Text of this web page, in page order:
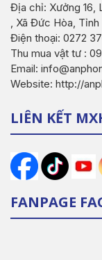
Địa chỉ: Xưởng 16,
, Xã Đức Hòa, Tỉnh
Điện thoại: 0272
Thu mua vật tư :
Email:
Website: http://
LIÊN KẾT
FANPAGE